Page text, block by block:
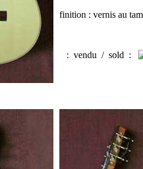
finition : vernis au
: vendu / sold :